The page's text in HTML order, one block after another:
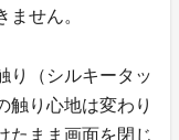
せん。
り（シルキータッ
触り心地は変わり
たまま画面を閉じ